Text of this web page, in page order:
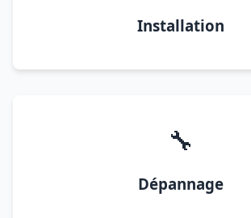
Installation
🔧
Dépannage